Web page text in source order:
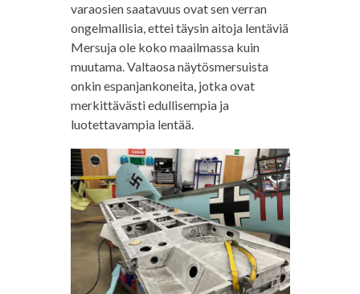
varaosien saatavuus ovat sen verran
ongelmallisia, ettei täysin aitoja lentäviä
Mersuja ole koko maailmassa kuin
muutama. Valtaosa näytösmersuista
onkin espanjankoneita, jotka ovat
merkittävästi edullisempia ja
luotettavampia lentää.